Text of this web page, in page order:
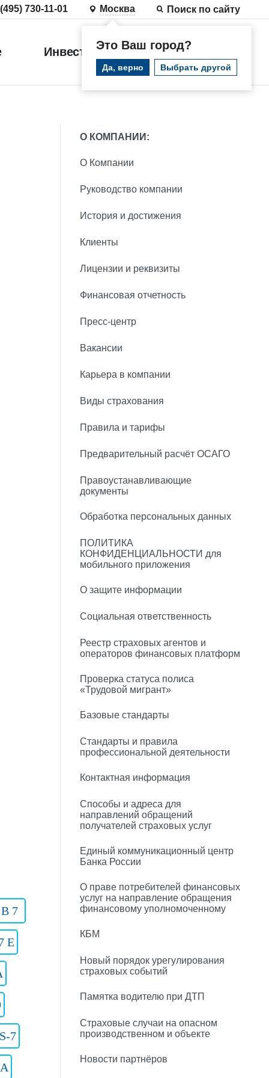
730-11-01 Москва
Это Ваш город?
Да, верно Выбрать другой
Поиск по сайту
Инвестиции
7
E
7
О КОМПАНИИ:
О Компании
Руководство компании
История и достижения
Клиенты
Лицензии и реквизиты
Финансовая отчетность
Пресс-центр
Вакансии
Карьера в компании
Виды страхования
Правила и тарифы
Предварительный расчёт ОСАГО
Правоустанавливающие
документы
Обработка персональных данных
ПОЛИТИКА
КОНФИДЕНЦИАЛЬНОСТИ для
мобильного приложения
О защите информации
Социальная ответственность
Реестр страховых агентов и
операторов финансовых платформ
Проверка статуса полиса
«Трудовой мигрант»
Базовые стандарты
Стандарты и правила
профессиональной деятельности
Контактная информация
Способы и адреса для
направлений обращений
получателей страховых услуг
Единый коммуникационный центр
Банка России
О праве потребителей финансовых
услуг на направление обращения
финансовому уполномоченному
КБМ
Новый порядок урегулирования
страховых событий
Памятка водителю при ДТП
Страховые случаи на опасном
производственном и объекте
Новости партнёров